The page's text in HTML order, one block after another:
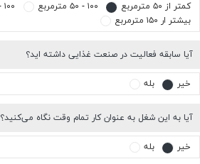
کمتر از ۵۰ مترمربع ۱۰۰ - ۵۰ مترمربع
۱۰۰ - ۱۵۰ مترمربع
بیشتر ار ۱۵۰ مترمربع
آیا سابقه فعالیت در صنعت غذایی داشته اید؟
خیر بله
آیا به این شغل به عنوان کار تمام وقت نگاه می‌کنید؟
خیر بله